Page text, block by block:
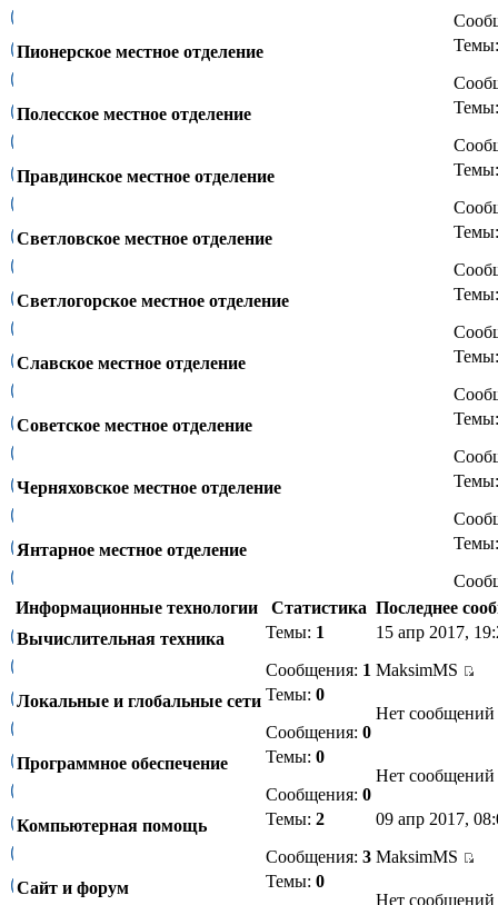
Пионерское местное отделение
Полесское местное отделение
Правдинское местное отделение
Светловское местное отделение
Светлогорское местное отделение
Славское местное отделение
Советское местное отделение
Черняховское местное отделение
Янтарное местное отделение
Информационные технологии
Статистика Последнее
Вычислительная техника
Темы: 1
Сообщения: 1
15 апр 2017,
MaksimMS
Локальные и глобальные сети Темы: 0
Сообщения: 0
Нет сообщений
Программное обеспечение Темы: 0
Сообщения: 0
Нет сообщений
Компьютерная помощь Темы: 2
Сообщения: 3
09 апр 2017,
MaksimMS
Сайт и форум
Темы: 0
Нет сообщений